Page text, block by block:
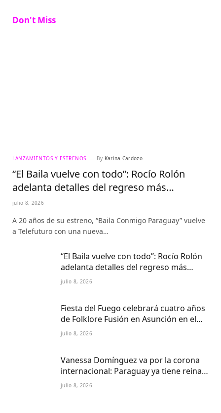
Don't Miss
LANZAMIENTOS Y ESTRENOS By Karina Cardozo
“El Baila vuelve con todo”: Rocío Rolón
adelanta detalles del regreso más
esperado de la televisión paraguaya
julio 8, 2026
A 20 años de su estreno, “Baila Conmigo Paraguay” vuelve
a Telefuturo con una nueva…
“El Baila vuelve con todo”: Rocío Rolón
adelanta detalles del regreso más
esperado de la televisión paraguaya
julio 8, 2026
Fiesta del Fuego celebrará cuatro años
de Folklore Fusión en Asunción en el
Centro Cultural del Puerto
julio 8, 2026
Vanessa Domínguez va por la corona
internacional: Paraguay ya tiene reina
Petite 2027
julio 8, 2026